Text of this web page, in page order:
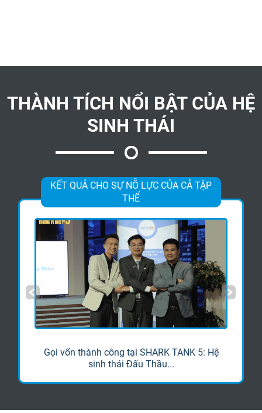
THÀNH TÍCH NỔI BẬT CỦA HỆ
SINH THÁI
KẾT QUẢ CHO SỰ NỖ LỰC CỦA CẢ TẬP
THỂ
Gọi vốn thành công tại SHARK TANK 5: Hệ
sinh thái Đấu Thầu...